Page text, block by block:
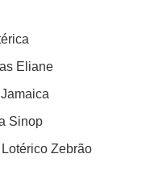
Eliane
Sinop
Zebrão